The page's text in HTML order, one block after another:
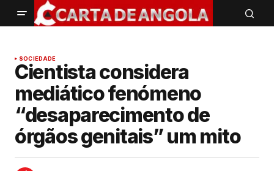
SOCIEDADE
Cientista considera
mediático fenómeno
“desaparecimento de
órgãos genitais” um mito